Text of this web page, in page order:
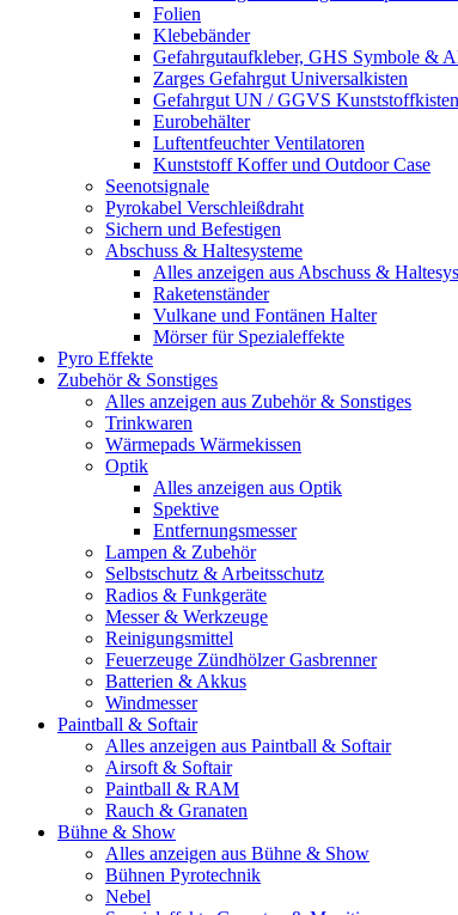
Folien
Klebebänder
Gefahrgutaufkleber, GHS Symbole &
Zarges Gefahrgut Universalkisten
Gefahrgut UN / GGVS Kunststoffkisten
Eurobehälter
Luftentfeuchter Ventilatoren
Kunststoff Koffer und Outdoor Case
Seenotsignale
Pyrokabel Verschleißdraht
Sichern und Befestigen
Abschuss & Haltesysteme
Alles anzeigen aus Abschuss &
Raketenständer
Vulkane und Fontänen Halter
Mörser für Spezialeffekte
Pyro Effekte
Zubehör & Sonstiges
Alles anzeigen aus Zubehör & Sonstiges
Trinkwaren
Wärmepads Wärmekissen
Optik
Alles anzeigen aus Optik
Spektive
Entfernungsmesser
Lampen & Zubehör
Selbstschutz & Arbeitsschutz
Radios & Funkgeräte
Messer & Werkzeuge
Reinigungsmittel
Feuerzeuge Zündhölzer Gasbrenner
Batterien & Akkus
Windmesser
Paintball & Softair
Alles anzeigen aus Paintball & Softair
Airsoft & Softair
Paintball & RAM
Rauch & Granaten
Bühne & Show
Alles anzeigen aus Bühne & Show
Bühnen Pyrotechnik
Nebel